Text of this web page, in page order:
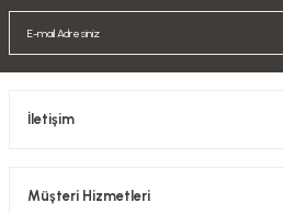
İletişim
Müşteri Hizmetleri